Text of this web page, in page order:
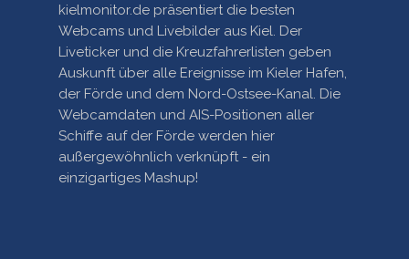
kielmonitor.de präsentiert die besten
Webcams und Livebilder aus Kiel. Der
Liveticker und die Kreuzfahrerlisten geben
Auskunft über alle Ereignisse im Kieler Hafen,
der Förde und dem Nord-Ostsee-Kanal. Die
Webcamdaten und AIS-Positionen aller
Schiffe auf der Förde werden hier
außergewöhnlich verknüpft - ein
einzigartiges Mashup!